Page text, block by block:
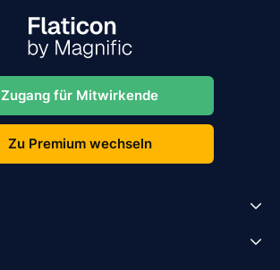
Zugang für Mitwirkende
Zu Premium wechseln